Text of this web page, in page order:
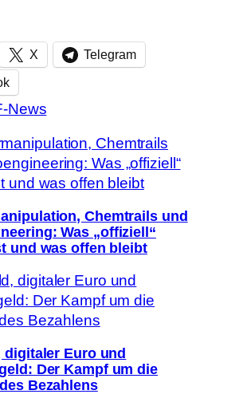
X Telegram
News
Chemtrails und
Was „offiziell“
und was offen bleibt
digitaler Euro und
Der Kampf um die
Bezahlens